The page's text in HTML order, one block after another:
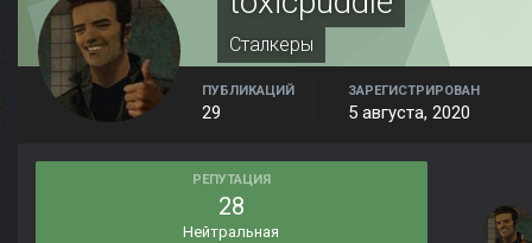
Сталкеры
ПУБЛИКАЦИЙ
29
ЗАРЕГИСТРИРОВАН
5 августа, 2020
РЕПУТАЦИЯ
28
Нейтральная